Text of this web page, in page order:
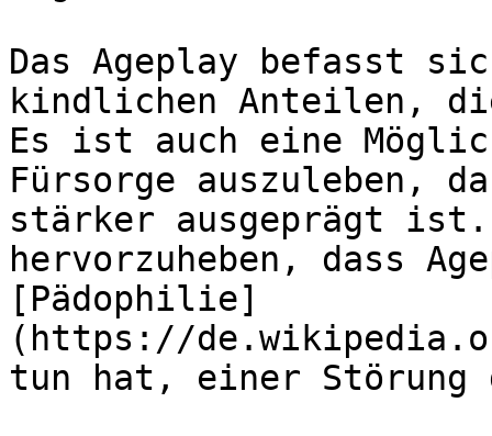
Das Ageplay befasst
kindlichen Anteilen,
Es ist auch eine
Fürsorge auszuleben,
stärker ausgeprägt
hervorzuheben, dass
[Pädophilie]
(https://
tun hat, einer Störung